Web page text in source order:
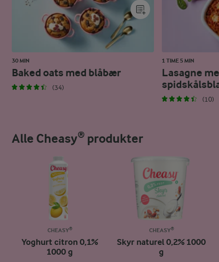
30 MIN
Baked oats med blåbær
(34)
1 TIME 5 MIN
Lasagne
(10)
Alle Cheasy® produkter
CHEASY®
Yoghurt citron 0,1%
1000 g
CHEASY®
Skyr naturel 0,2% 1000
g